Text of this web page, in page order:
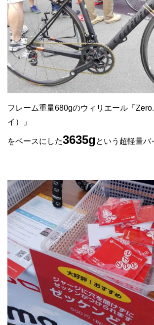
フレーム重量680gのウィリエール「
イ）」
をベースにした3635g という超軽量バ